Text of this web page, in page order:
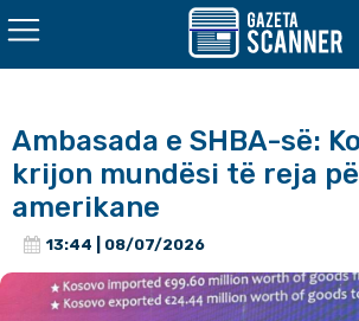
Ambasada e SHBA-së:
krijon mundësi të reja
amerikane
13:44 | 08/07/2026